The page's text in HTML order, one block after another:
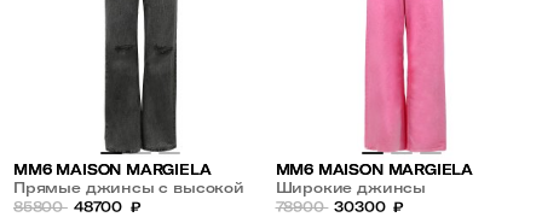
MM6 MAISON MARGIELA
Прямые джинсы с высокой
посадкой
85800 48700 ₽
MM6 MAISON MARGIELA
Широкие джинсы
78900 30300 ₽